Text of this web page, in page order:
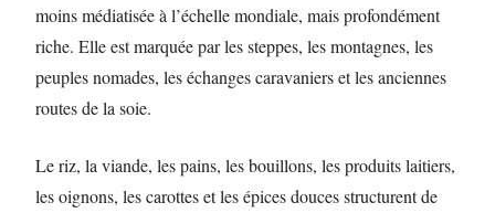
moins médiatisée à l’échelle mondiale, mais profondément
riche. Elle est marquée par les steppes, les montagnes, les
peuples nomades, les échanges caravaniers et les anciennes
routes de la soie.
Le riz, la viande, les pains, les bouillons, les produits laitiers,
les oignons, les carottes et les épices douces structurent de